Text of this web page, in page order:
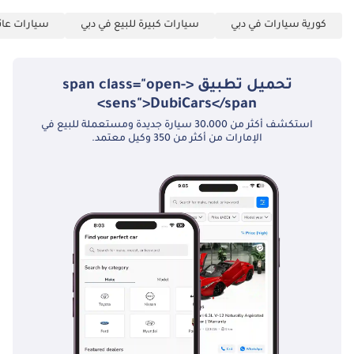
كورية سيارات في دبي سيارات كبيرة للبيع في دبي سيارات
تحميل تطبيق <span class="open-
sens">DubiCars</span>
استكشف أكثر من 30،000 سيارة جديدة ومستعملة للبيع في
الإمارات من أكثر من 350 وكيل معتمد.